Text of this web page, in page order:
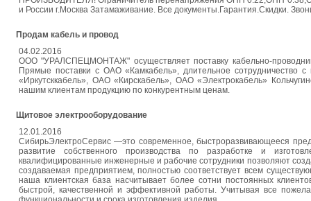
и России г.Москва Затамаживание. Все документы.Гарантия.Скидки.
Продам кабель и провод
04.02.2016
ООО "УРАЛСПЕЦМОНТАЖ" осуществляет поставку кабельно-
Прямые поставки с ОАО «Камкабель», длительное сотрудничество
«Иркутсккабель», ОАО «Кирскабель», ОАО «Электрокабель»
нашим клиентам продукцию по конкурентным ценам.
Щитовое электрооборудование
12.01.2016
СибирьЭлектроСервис —это современное, быстроразвивающееся
развитие собственного производства по разработке и
квалифицированные инженерные и рабочие сотрудники позволяют
создаваемая предприятием, полностью соответствует всем
наша клиентская база насчитывает более сотни постоянных
быстрой, качественной и эффективной работы. Учитывая все